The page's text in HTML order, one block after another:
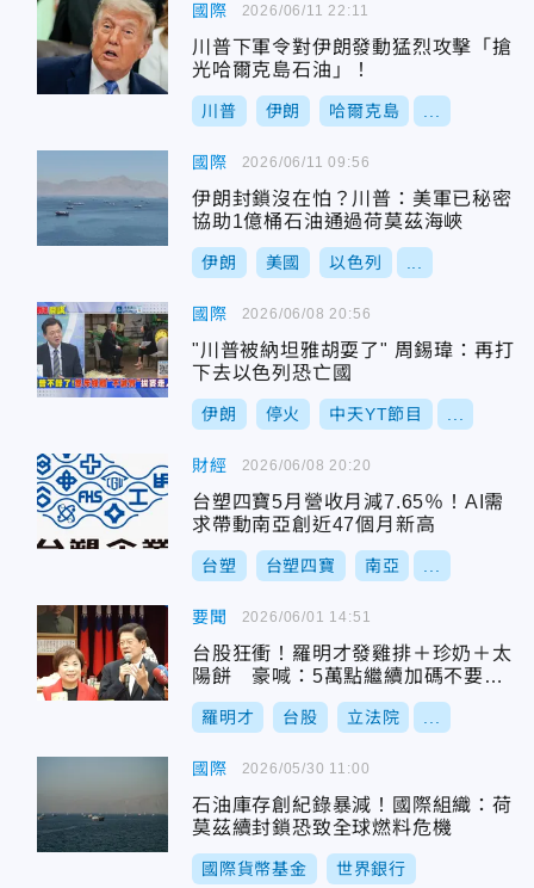
國際
川普下軍令對伊朗發動猛烈攻擊「搶
光哈爾克島石油」！
川普 伊朗 哈爾克島
2026/06/11 22:11
國際
伊朗封鎖沒在怕？川普：美軍已秘密
協助1億桶石油通過荷莫茲海峽
伊朗 美國 以色列
2026/06/11 09:56
國際
"川普被納坦雅胡耍了" 周錫瑋：再打
下去以色列恐亡國
伊朗 停火 中天YT節目
2026/06/08 20:56
財經
台塑四寶5月營收月減7.65％！AI需
求帶動南亞創近47個月新高
台塑 台塑四寶 南亞
2026/06/08 20:20
要聞
台股狂衝！羅明才發雞排＋珍奶＋太
陽餅 豪喊：5萬點繼續加碼不要
停！
羅明才 台股 立法院
2026/06/01 14:51
國際
石油庫存創紀錄暴減！國際組織：荷
莫茲續封鎖恐致全球燃料危機
國際貨幣基金 世界銀行
2026/05/30 11:00